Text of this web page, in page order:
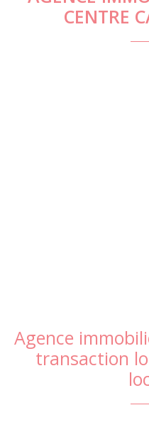
CENTRE
Agence
transaction